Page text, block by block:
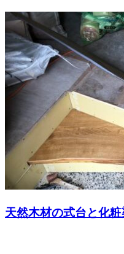
天然木材の式台と化